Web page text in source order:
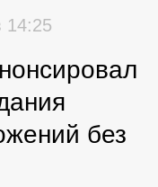
14:25
без